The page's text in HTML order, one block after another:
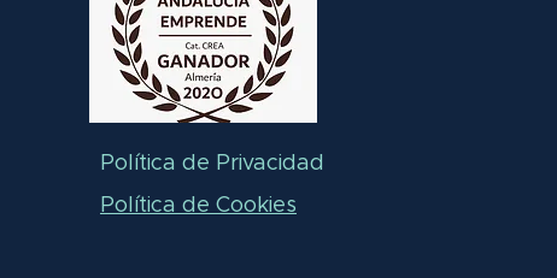
Política de Privacidad
Política de Cookies